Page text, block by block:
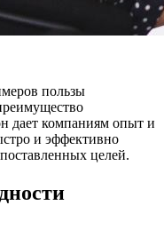
пользы
дает компаниям опыт и
и эффективно
целей.